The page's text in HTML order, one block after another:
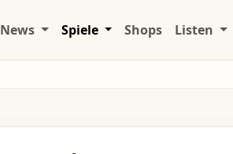
News Spiele Shops Listen